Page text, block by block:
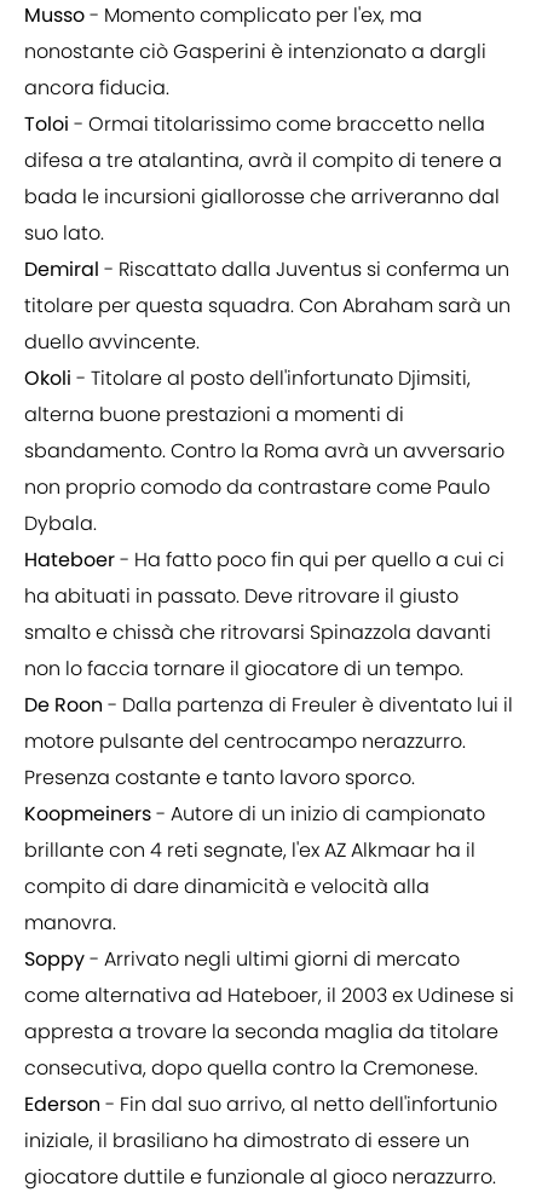
Musso- Momento complicato per l'ex, ma
nonostante ciò Gasperini è intenzionato a dargli
ancora fiducia.
Toloi - Ormai titolarissimo come braccetto nella
difesa a tre atalantina, avrà il compito di tenere a
bada le incursioni giallorosse che arriveranno dal
suo lato.
Demiral - Riscattato dalla Juventus si conferma un
titolare per questa squadra. Con Abraham sarà un
duello avvincente.
Okoli - Titolare al posto dell'infortunato Djimsiti,
alterna buone prestazioni a momenti di
sbandamento. Contro la Roma avrà un avversario
non proprio comodo da contrastare come Paulo
Dybala.
Hateboer- Ha fatto poco fin qui per quello a cui ci
ha abituati in passato. Deve ritrovare il giusto
smalto e chissà che ritrovarsi Spinazzola davanti
non lo faccia tornare il giocatore di un tempo.
De Roon - Dalla partenza di Freuler è diventato lui il
motore pulsante del centrocampo nerazzurro.
Presenza costante e tanto lavoro sporco.
Koopmeiners- Autore di un inizio di campionato
brillante con 4 reti segnate, l'ex AZ Alkmaar ha il
compito di dare dinamicità e velocità alla
manovra.
Soppy- Arrivato negli ultimi giorni di mercato
come alternativa ad Hateboer, il 2003 ex Udinese si
appresta a trovare la seconda maglia da titolare
consecutiva, dopo quella contro la Cremonese.
Ederson - Fin dal suo arrivo, al netto dell'infortunio
iniziale, il brasiliano ha dimostrato di essere un
giocatore duttile e funzionale al gioco nerazzurro.